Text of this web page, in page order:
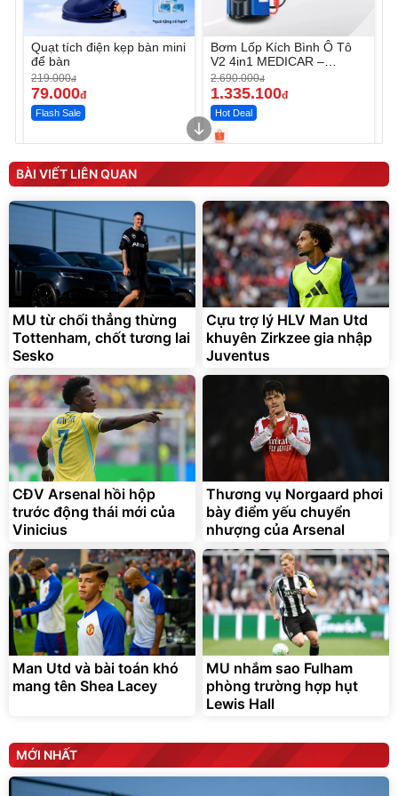
Quạt tích điện kẹp bàn mini
để bàn
219.000đ
79.000đ
Flash Sale
Bơm Lốp Kích Bình Ô Tô
V2 4in1 MEDICAR –
12.000mAh
2.690.000đ
1.335.100đ
Hot Deal
Máy ép chậm trái cây
Elmich JEE 1855OL
3.000.000đ
2.143.650đ
Máy rửa xe cầm tay xịt rửa
cao áp có tạo bọt tuyết
399.000đ
Đã bán nhiều
Bạt phủ xe ô tô cao cấp,
tráng nhôm 03 lớp
392.000đ
325.000đ
Đã bán nhiều
Xe đạp điện trợ lực G-
Force C14 gấp gọn bỏ cốp
9.900.000
7.092.000 đ
Đang xem nhiều
G-FORCE VIETNA
BÀI VIẾT LIÊN QUAN
MU từ chối thẳng thừng
Tottenham, chốt tương lai
Sesko
Cựu trợ lý HLV Man Utd
khuyên Zirkzee gia nhập
Juventus
CĐV Arsenal hồi hộp
trước động thái mới của
Vinicius
Thương vụ Norgaard phơi
bày điểm yếu chuyển
nhượng của Arsenal
Man Utd và bài toán khó
mang tên Shea Lacey
MU nhắm sao Fulham
phòng trường hợp hụt
Lewis Hall
MỚI NHẤT